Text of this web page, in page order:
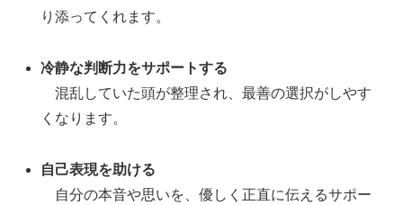
り添ってくれます。
冷静な判断力をサポートする
混乱していた頭が整理され、最善の選択がしやす
くなります。
自己表現を助ける
自分の本音や思いを、優しく正直に伝えるサポー